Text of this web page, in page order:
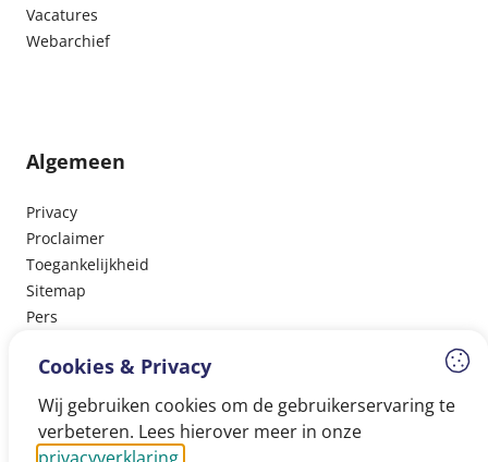
Cookies & Privacy
Wij gebruiken cookies om de gebruikerservaring te
verbeteren. Lees hierover meer in onze
Vacatures
Webarchief
Algemeen
Privacy
Proclaimer
Toegankelijkheid
Sitemap
Pers
Volg ons